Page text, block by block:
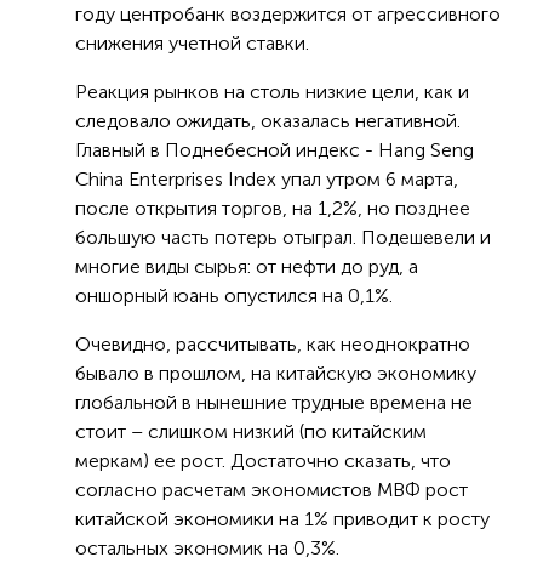
году центробанк воздержится от агрессивного
снижения учетной ставки.
Реакция рынков на столь низкие цели, как и
следовало ожидать, оказалась негативной.
Главный в Поднебесной индекс - Hang Seng
China Enterprises Index упал утром 6 марта,
после открытия торгов, на 1,2%, но позднее
большую часть потерь отыграл. Подешевели и
многие виды сырья: от нефти до руд, а
оншорный юань опустился на 0,1%.
Очевидно, рассчитывать, как неоднократно
бывало в прошлом, на китайскую экономику
глобальной в нынешние трудные времена не
стоит – слишком низкий (по китайским
меркам) ее рост. Достаточно сказать, что
согласно расчетам экономистов МВФ рост
китайской экономики на 1% приводит к росту
остальных экономик на 0,3%.